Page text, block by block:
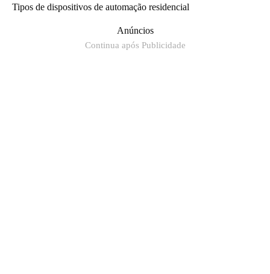
Tipos de dispositivos de automação residencial
Anúncios
Continua após Publicidade